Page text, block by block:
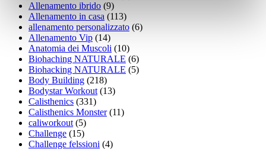
Allenamento ibrido (9)
Allenamento in casa (113)
allenamento personalizzato (6)
Allenamento Vip (14)
Anatomia dei Muscoli (10)
Biohaching NATURALE (6)
Biohacking NATURALE (5)
Body Building (218)
Bodystar Workout(13)
Calisthenics (331)
Calisthenics Monster(11)
caliworkout(5)
Challenge (15)
Challenge felssioni (4)